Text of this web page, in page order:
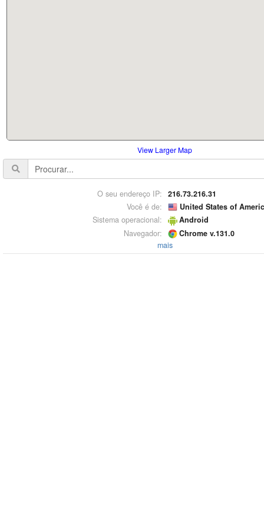
View Larger Map
O seu endereço IP:
216.73.216.31
Você é de:
United States of
Sistema operacional:
Android
Navegador:
Chrome v.131.0
mais